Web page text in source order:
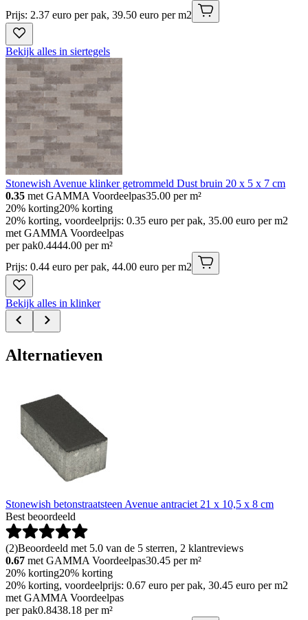
Prijs: 2.37 euro per pak, 39.50 euro per m2
Bekijk alles in siertegels
Stonewish Avenue klinker getrommeld Dust bruin 20 x 5 x 7 cm
0.35 met GAMMA Voordeelpas35.00 per m²
20% korting20% korting
20% korting, voordeelprijs: 0.35 euro per pak, 35.00 euro per m2
met GAMMA Voordeelpas
per pak0.4444.00 per m²
Prijs: 0.44 euro per pak, 44.00 euro per m2
Bekijk alles in klinker
Alternatieven
Stonewish betonstraatsteen Avenue antraciet 21 x 10,5 x 8 cm
Best beoordeeld
(2)Beoordeeld met 5.0 van de 5 sterren, 2 klantreviews
0.67 met GAMMA Voordeelpas30.45 per m²
20% korting20% korting
20% korting, voordeelprijs: 0.67 euro per pak, 30.45 euro per m2
met GAMMA Voordeelpas
per pak0.8438.18 per m²